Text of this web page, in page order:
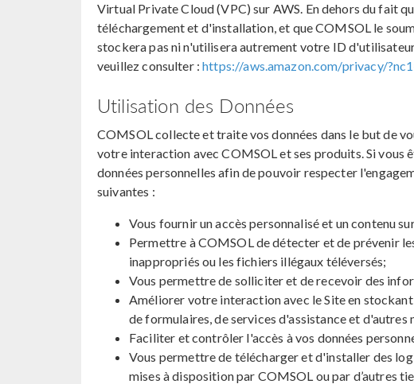
Virtual Private Cloud (VPC) sur AWS. En dehors du fait
téléchargement et d'installation, et que COMSOL le
stockera pas ni n'utilisera autrement votre ID
veuillez consulter :https://aws.amazon.com/privacy/
Utilisation des Données
COMSOL collecte et traite vos données dans le but de
votre interaction avec COMSOL et ses produits. Si
données personnelles afin de pouvoir respecter
suivantes :
Vous fournir un accès personnalisé et un contenu
Permettre à COMSOL de détecter et de prévenir
inappropriés ou les fichiers illégaux téléversés;
Vous permettre de solliciter et de recevoir des
Améliorer votre interaction avec le Site en
de formulaires, de services d'assistance et d'autres
Faciliter et contrôler l'accès à vos données
Vous permettre de télécharger et d'installer des
mises à disposition par COMSOL ou par d’autres